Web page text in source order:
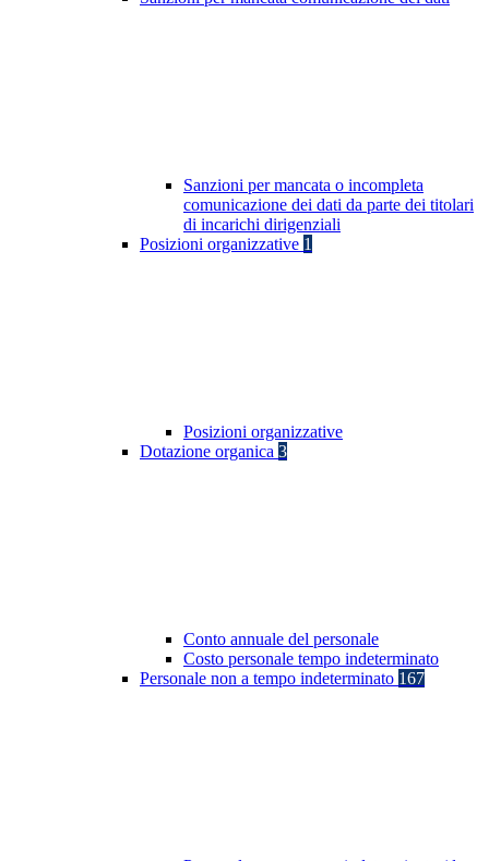
Sanzioni per mancata o incompleta
comunicazione dei dati da parte dei titolari
di incarichi dirigenziali
Posizioni organizzative 1
Posizioni organizzative
Dotazione organica 3
Conto annuale del personale
Costo personale tempo indeterminato
Personale non a tempo indeterminato 167